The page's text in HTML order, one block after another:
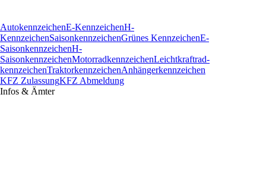
AutokennzeichenE-KennzeichenH-
KennzeichenSaisonkennzeichenGrünes KennzeichenE-
SaisonkennzeichenH-
SaisonkennzeichenMotorradkennzeichenLeichtkraftrad­
kennzeichenTraktorkennzeichenAnhängerkennzeichen
KFZ ZulassungKFZ Abmeldung
Infos & Ämter